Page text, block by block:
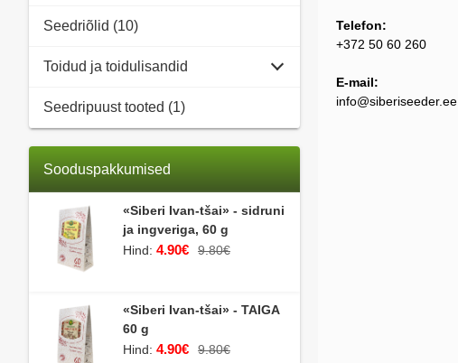
Seedriõlid (10)
Toidud ja toidulisandid
Seedripuust tooted (1)
Sooduspakkumised
«Siberi Ivan-tšai» - sidruni
ja ingveriga, 60 g
Hind: 4.90€ 9.80€
«Siberi Ivan-tšai» - TAIGA
60 g
Hind: 4.90€ 9.80€
Telefon:
+372 50 60 260
E-mail:
info@siberiseeder.ee